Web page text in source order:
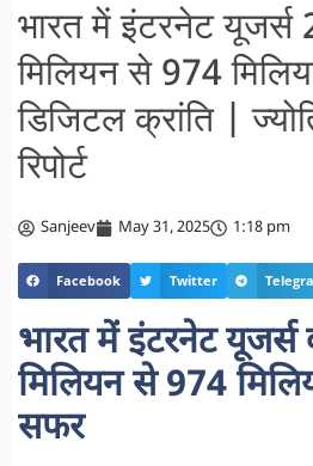
भारत में इंटरनेट
मिलियन से 974
डिजिटल क्रांति |
रिपोर्ट
Sanjeev May 31, 2025 1:18 pm
Facebook Twitter
भारत में इंटरनेट यूजर्स
मिलियन से 974
सफर